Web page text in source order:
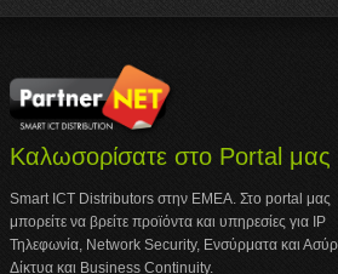
Καλωσορίσατε στο Portal μας
Smart ICT Distributors στην ΕΜΕΑ. Στο portal μας
μπορείτε να βρείτε προϊόντα και υπηρεσίες για IP
Τηλεφωνία, Network Security, Ενσύρματα και
Δίκτυα και Business Continuity.